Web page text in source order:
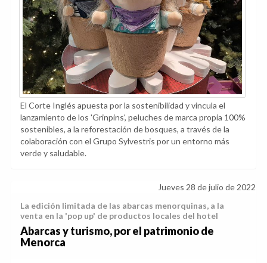
El Corte Inglés apuesta por la sostenibilidad y vincula el
lanzamiento de los 'Grinpins', peluches de marca propia 100%
sostenibles, a la reforestación de bosques, a través de la
colaboración con el Grupo Sylvestris por un entorno más
verde y saludable.
Jueves 28 de julio de 2022
La edición limitada de las abarcas menorquinas, a la
venta en la 'pop up' de productos locales del hotel
Abarcas y turismo, por el patrimonio de
Menorca